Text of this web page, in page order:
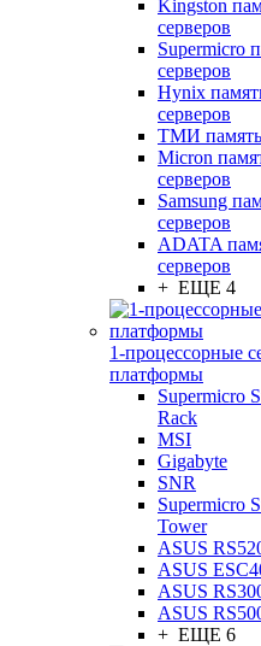
Kingston
серверов
Supermicro
серверов
Hynix
серверов
ТМИ память
Micron
серверов
Samsung
серверов
ADATA
серверов
+ ЕЩЕ 4
1-процессорные
платформы
Supermicro
Rack
MSI
Gigabyte
SNR
Supermicro
Tower
ASUS
ASUS
ASUS
ASUS
+ ЕЩЕ 6